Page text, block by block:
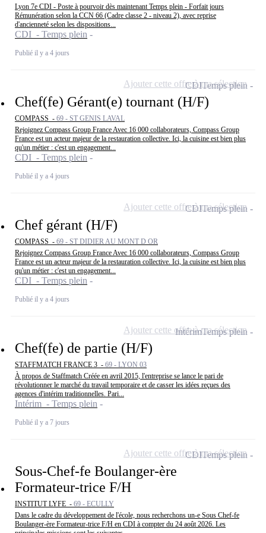
Lyon 7e CDI - Poste à pourvoir dès maintenant Temps plein - Forfait jours
Rémunération selon la CCN 66 (Cadre classe 2 - niveau 2), avec reprise
d'ancienneté selon les dispositions...
CDI - Temps plein
Publié il y a 4 jours
Chef(fe) Gérant(e) tournant (H/F)
COMPASS - 69 - ST GENIS LAVAL
Rejoignez Compass Group France Avec 16 000 collaborateurs, Compass Group
France est un acteur majeur de la restauration collective. Ici, la cuisine est bien plus
qu'un métier : c'est un engagement...
CDI - Temps plein
Publié il y a 4 jours
CDITemps plein
Ajouter cette offre à ma sélection
Chef gérant (H/F)
COMPASS - 69 - ST DIDIER AU MONT D OR
Rejoignez Compass Group France Avec 16 000 collaborateurs, Compass Group
France est un acteur majeur de la restauration collective. Ici, la cuisine est bien plus
qu'un métier : c'est un engagement...
CDI - Temps plein
Publié il y a 4 jours
CDITemps plein
Ajouter cette offre à ma sélection
Chef(fe) de partie (H/F)
STAFFMATCH FRANCE 3 - 69 - LYON 03
À propos de Staffmatch Créée en avril 2015, l'entreprise se lance le pari de
révolutionner le marché du travail temporaire et de casser les idées reçues des
agences d'intérim traditionnelles. Pari...
Intérim - Temps plein
Publié il y a 7 jours
IntérimTemps plein
Ajouter cette offre à ma sélection
Sous-Chef-fe Boulanger-ère
Formateur-trice F/H
INSTITUT LYFE - 69 - ECULLY
Dans le cadre du développement de l'école, nous recherchons un-e Sous Chef-fe
Boulanger-ère Formateur-trice F/H en CDI à compter du 24 août 2026. Les
CDITemps plein
Ajouter cette offre à ma sélection